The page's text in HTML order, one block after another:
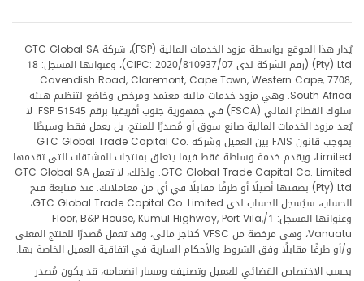
يُدار هذا الموقع بواسطة مزود الخدمات المالية (FSP)، شركة GTC Global SA
(Pty) Ltd (رقم الشركة لدى CIPC: 2020/810937/07)، وعنوانها المسجل: 18
Cavendish Road, Claremont, Cape Town, Western Cape, 7708,
South Africa. وهي مزود خدمات مالية معتمد ومرخص وخاضع لتنظيم هيئة
سلوك القطاع المالي (FSCA) في جمهورية جنوب أفريقيا برقم FSP 51545. لا
يُعد مزود الخدمات المالية صانع سوق أو مُصدرًا للمنتج، بل يعمل فقط وسيطًا
بموجب قانون FAIS بين العميل وشركة GTC Global Trade Capital Co.
Limited، ويقدم خدمة وساطة فقط فيما يتعلق بمنتجات المشتقات التي تقدمها
GTC Global Trade Capital Co. Limited. ولذلك، لا تعمل GTC Global SA
(Pty) Ltd بصفتها أصيلًا أو طرفًا مقابلًا في أي من معاملاتك. عند متابعة فتح
الحساب، سيُسجل الحساب لدى GTC Global Trade Capital Co. Limited،
وعنوانها المسجل: 1/Floor, B&P House, Kumul Highway, Port Vila,
Vanuatu، وهي مرخصة من VFSC كتاجر مالي، وقد تعمل مُصدرًا للمنتج المعني
و/أو طرفًا مقابلًا وفق الشروط والأحكام السارية في اتفاقية العميل الخاصة بها.
بحسب الاختصاص القضائي للعميل وتصنيفه ومسار انضمامه، قد يكون مُصدر